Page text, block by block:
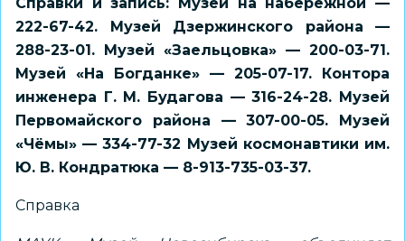
222-67-42. Музей Дзержинского района —
288-23-01. Музей «Заельцовка» — 200-03-71.
Музей «На Богданке» — 205-07-17. Контора
инженера Г. М. Будагова — 316-24-28. Музей
Первомайского района — 307-00-05. Музей
«Чёмы» — 334-77-32 Музей космонавтики им.
Ю. В. Кондратюка — 8-913-735-03-37.
Справка